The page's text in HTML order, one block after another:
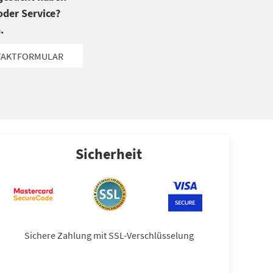
Service?
Sicherheit
Sichere Zahlung mit SSL-Verschlüsselung